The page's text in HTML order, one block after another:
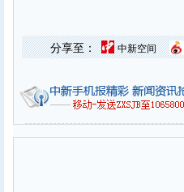
中新空间
分享至：